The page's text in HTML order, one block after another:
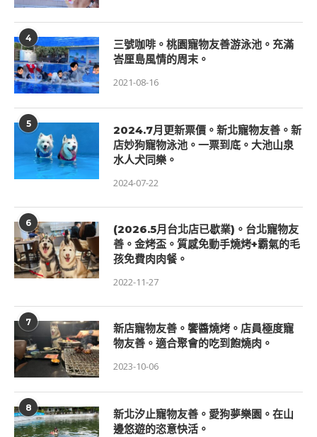
4
三號咖啡。桃園寵物友善游泳池。充滿
峇厘島風情的周末。
2021-08-16
5
2024.7月更新票價。新北寵物友善。新
店妙狗寵物泳池。一票到底。大池山泉
水人犬同樂。
2024-07-22
6
(2026.5月台北店已歇業)。台北寵物友
善。金烤盃。質感免動手燒烤+霸氣的毛
孩免費肉肉餐。
2022-11-27
7
新店寵物友善。饗醬燒烤。店員極度寵
物友善。適合聚會的吃到飽燒肉。
2023-10-06
8
新北汐止寵物友善。愛狗夢樂園。在山
邊悠遊的恣意快活。